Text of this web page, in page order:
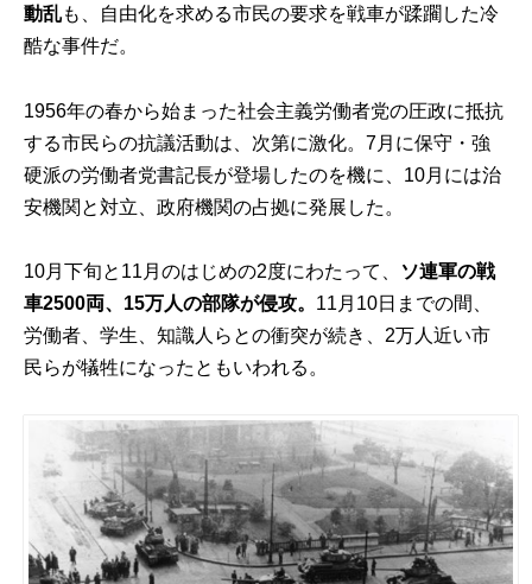
動乱も、自由化を求める市民の要求を戦車が蹂躙した冷
酷な事件だ。
1956年の春から始まった社会主義労働者党の圧政に抵抗
する市民らの抗議活動は、次第に激化。7月に保守・強
硬派の労働者党書記長が登場したのを機に、10月には治
安機関と対立、政府機関の占拠に発展した。
10月下旬と11月のはじめの2度にわたって、
ソ連軍の戦
車2500両、15万人の部隊が侵攻。 11月10日までの間、
労働者、学生、知識人らとの衝突が続き、2万人近い市
民らが犠牲になったともいわれる。